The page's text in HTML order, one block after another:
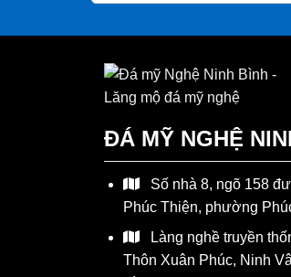
ĐÁ MỸ NGHỆ
Số nhà 8, ngõ 158
Phúc Thiện, phường
Làng nghề truyền
Thôn Xuân Phúc, Ninh